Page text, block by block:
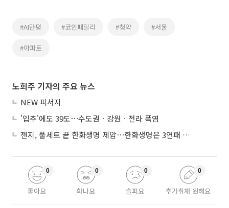
#AI만평 #코인패밀리 #청약 #서울
#아파트
노희주 기자의 주요 뉴스
NEW 피서지
'입추'에도 39도⋯수도권ㆍ강원ㆍ전라 폭염
젠지, 풀세트 끝 한화생명 제압⋯한화생명은 3연패 수렁
좋아요
0
화나요
0
슬퍼요
0
추가취재 원해요
0